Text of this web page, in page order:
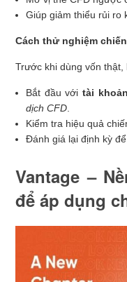
Giúp giảm thiểu rủi ro
Cách thử nghiệm
Trước khi dùng vốn thật,
Bắt đầu với tài
dịch CFD
Kiểm tra hiệu quả
Đánh giá lại định kỳ để
Vantage –
để áp dụng